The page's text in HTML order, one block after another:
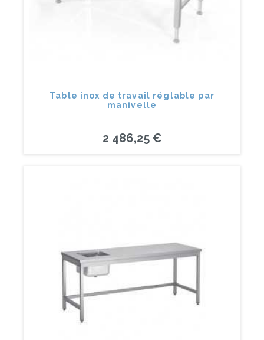
Table inox de travail réglable par
manivelle
2 486,25 €